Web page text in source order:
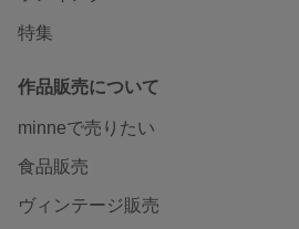
特集
作品販売について
minneで売りたい
食品販売
ヴィンテージ販売